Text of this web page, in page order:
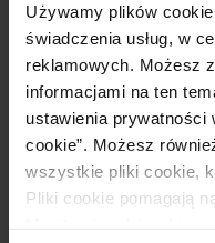
Używamy plików
świadczenia usług, w
reklamowych. Możesz
informacjami na ten
ustawienia prywatności
cookie”. Możesz
wszystkie pliki cookie,
Pliki cookie pomagają
Twój adres email
Powiadom o